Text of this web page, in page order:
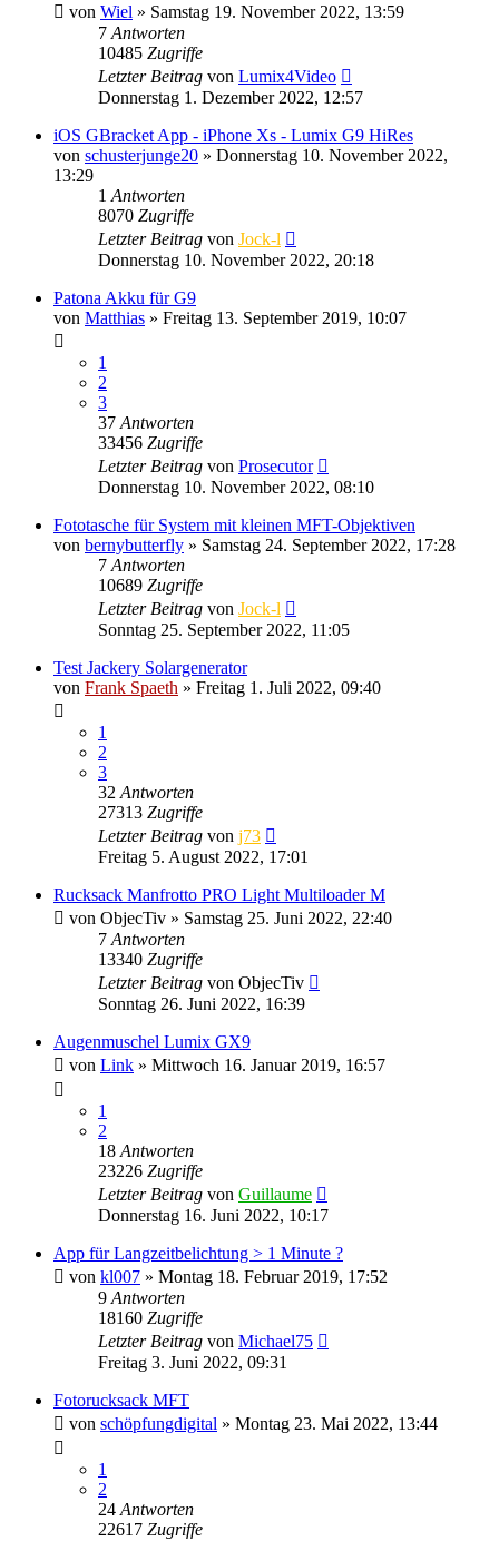
von Wiel » Samstag 19. November 2022, 13:59
7 Antworten
10485 Zugriffe
Letzter Beitrag von Lumix4Video
Donnerstag 1. Dezember 2022, 12:57
iOS GBracket App - iPhone Xs - Lumix G9 HiRes
von schusterjunge20 » Donnerstag 10. November 2022,
13:29
1 Antworten
8070 Zugriffe
Letzter Beitrag von Jock-l
Donnerstag 10. November 2022, 20:18
Patona Akku für G9
von Matthias » Freitag 13. September 2019, 10:07
1
2
3
37 Antworten
33456 Zugriffe
Letzter Beitrag von Prosecutor
Donnerstag 10. November 2022, 08:10
Fototasche für System mit kleinen MFT-Objektiven
von bernybutterfly » Samstag 24. September 2022, 17:28
7 Antworten
10689 Zugriffe
Letzter Beitrag von Jock-l
Sonntag 25. September 2022, 11:05
Test Jackery Solargenerator
von Frank Spaeth » Freitag 1. Juli 2022, 09:40
1
2
3
32 Antworten
27313 Zugriffe
Letzter Beitrag von j73
Freitag 5. August 2022, 17:01
Rucksack Manfrotto PRO Light Multiloader M
von ObjecTiv » Samstag 25. Juni 2022, 22:40
7 Antworten
13340 Zugriffe
Letzter Beitrag von ObjecTiv
Sonntag 26. Juni 2022, 16:39
Augenmuschel Lumix GX9
von Link » Mittwoch 16. Januar 2019, 16:57
1
2
18 Antworten
23226 Zugriffe
Letzter Beitrag von Guillaume
Donnerstag 16. Juni 2022, 10:17
App für Langzeitbelichtung > 1 Minute ?
von kl007 » Montag 18. Februar 2019, 17:52
9 Antworten
18160 Zugriffe
Letzter Beitrag von Michael75
Freitag 3. Juni 2022, 09:31
Fotorucksack MFT
von schöpfungdigital » Montag 23. Mai 2022, 13:44
1
2
24 Antworten
22617 Zugriffe